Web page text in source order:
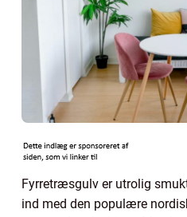
Fyrretræsgulv er utrolig
ind med den populære